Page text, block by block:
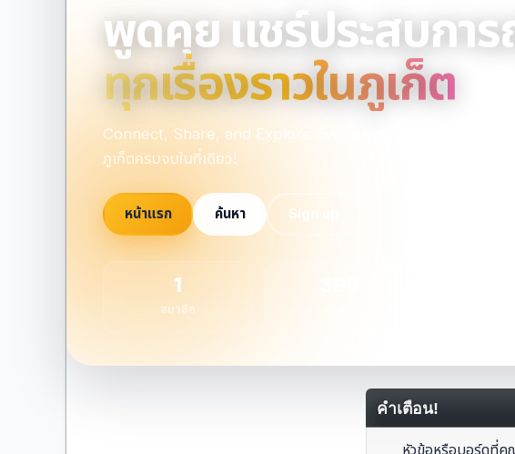
พูดคุย แชร์ประสบกา
ทุกเรื่องราวในภูเก็ต
Connect, Share, and Explore Everything Phuket in One
ภูเก็ตครบจบในที่เดียว!
หน้าแรก ค้นหา Sign up
1
สมาชิก
คำเตือน!
หัวข้อหรือบอร์ดที่คุ